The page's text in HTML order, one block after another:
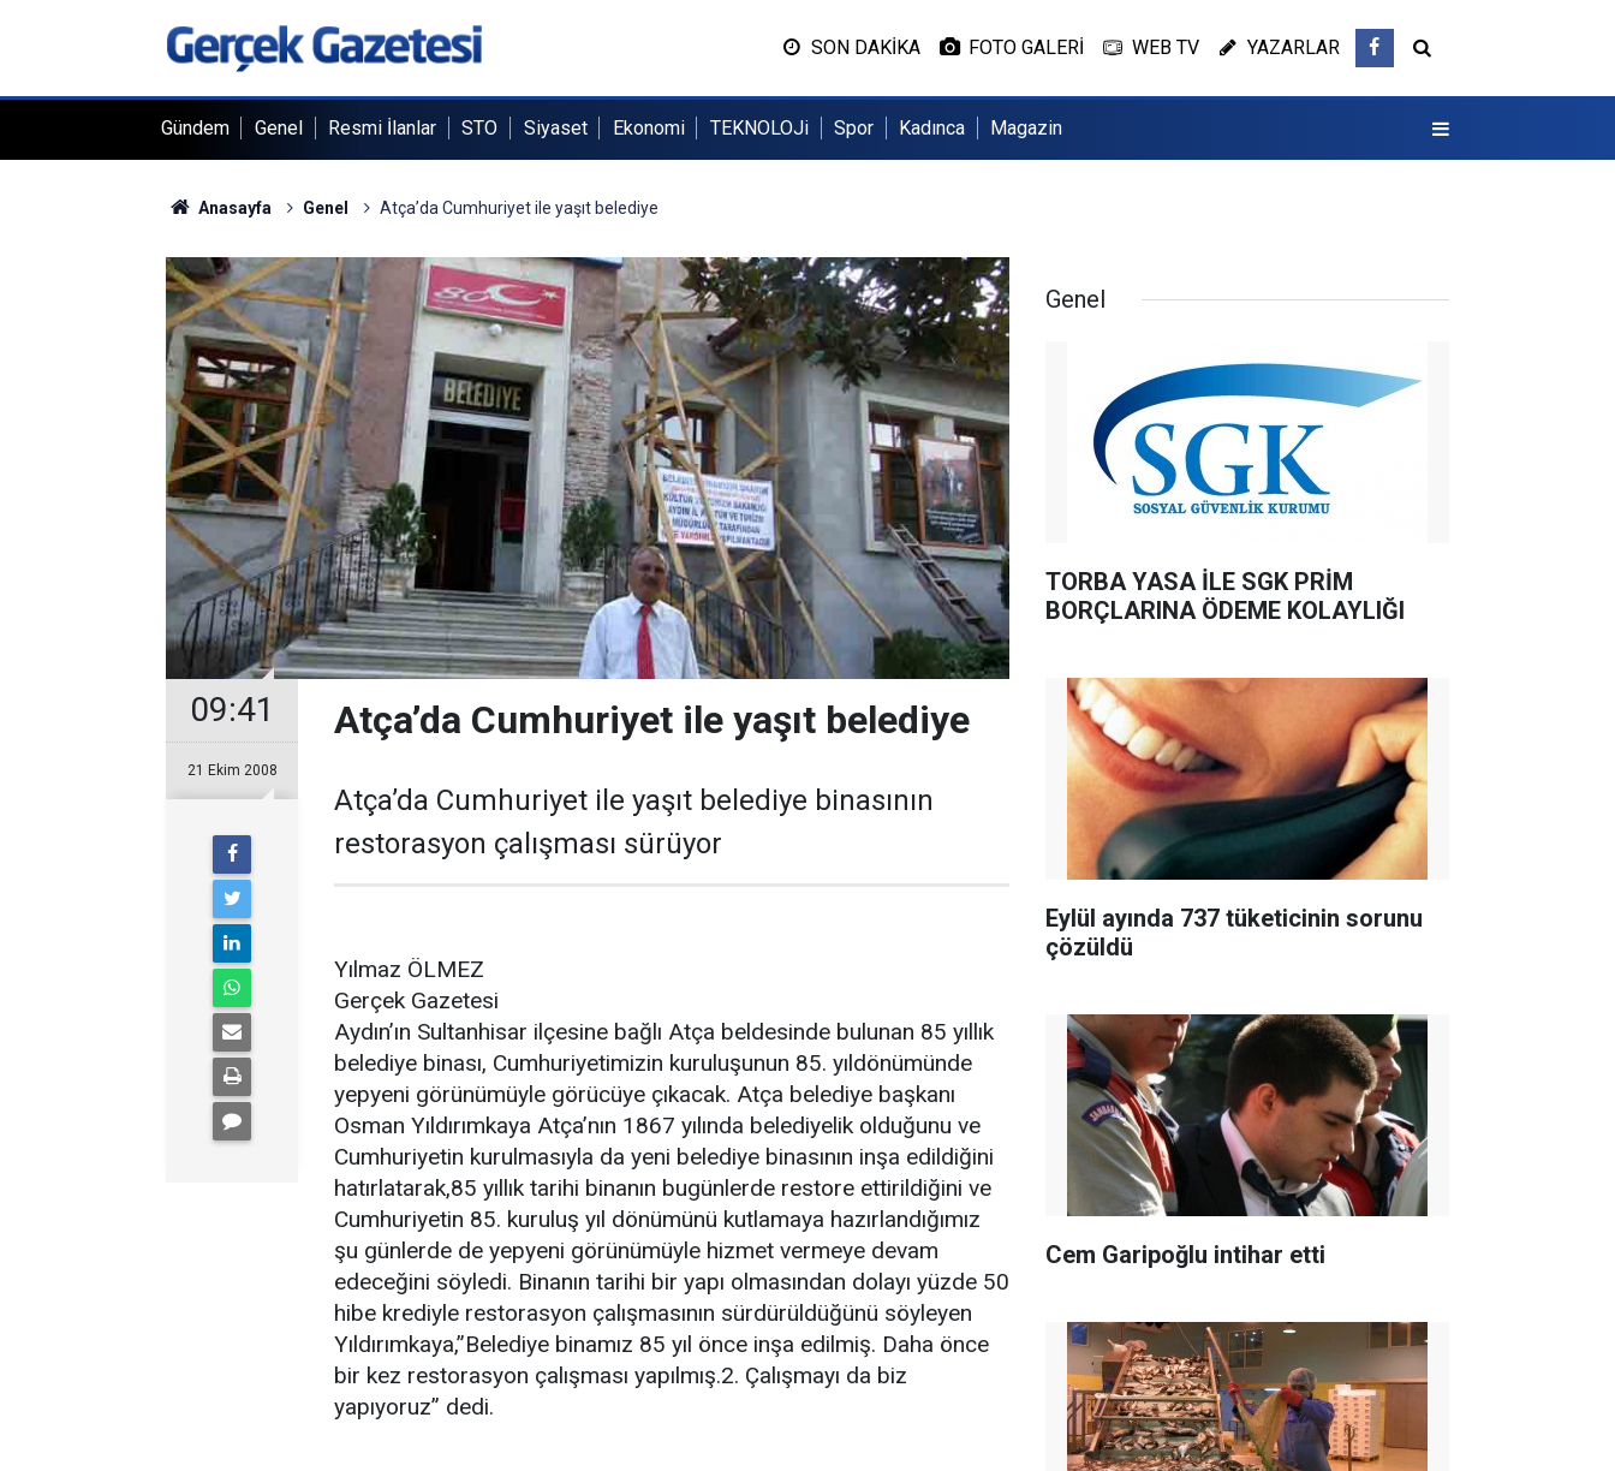
SON DAKİKA FOTO GALERİ WEB TV YAZARLAR
Gündem Genel Resmi İlanlar STO Siyaset Ekonomi TEKNOLOJi Spor Kadınca Magazin
Anasayfa Genel Atça’da Cumhuriyet ile yaşıt belediye
09:41
21 Ekim 2008
Atça’da Cumhuriyet ile yaşıt belediye
Atça’da Cumhuriyet ile yaşıt belediye binasının
restorasyon çalışması sürüyor
Yılmaz ÖLMEZ
Gerçek Gazetesi
Aydın’ın Sultanhisar ilçesine bağlı Atça beldesinde bulunan 85 yıllık
belediye binası, Cumhuriyetimizin kuruluşunun 85. yıldönümünde
yepyeni görünümüyle görücüye çıkacak. Atça belediye başkanı
Osman Yıldırımkaya Atça’nın 1867 yılında belediyelik olduğunu ve
Cumhuriyetin kurulmasıyla da yeni belediye binasının inşa edildiğini
hatırlatarak,85 yıllık tarihi binanın bugünlerde restore ettirildiğini ve
Cumhuriyetin 85. kuruluş yıl dönümünü kutlamaya hazırlandığımız
şu günlerde de yepyeni görünümüyle hizmet vermeye devam
edeceğini söyledi. Binanın tarihi bir yapı olmasından dolayı yüzde 50
hibe krediyle restorasyon çalışmasının sürdürüldüğünü söyleyen
Yıldırımkaya,”Belediye binamız 85 yıl önce inşa edilmiş. Daha önce
bir kez restorasyon çalışması yapılmış.2. Çalışmayı da biz
yapıyoruz” dedi.
Genel
TORBA YASA İLE SGK PRİM
BORÇLARINA ÖDEME KOLAYLIĞI
Eylül ayında 737 tüketicinin sorunu
çözüldü
Cem Garipoğlu intihar etti